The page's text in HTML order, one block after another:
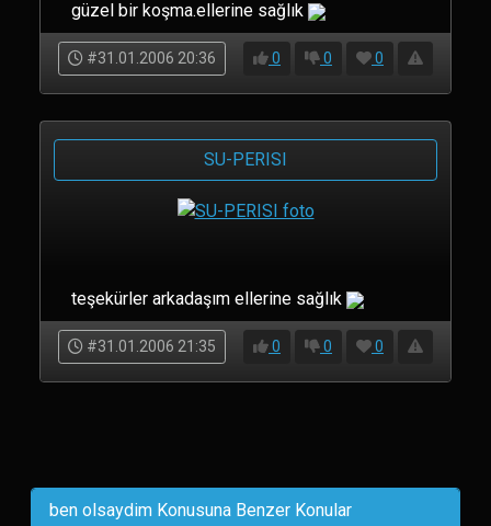
güzel bir koşma.ellerine sağlık
#31.01.2006 20:36 0 0 0
SU-PERISI
teşekürler arkadaşım ellerine sağlık
#31.01.2006 21:35 0 0 0
ben olsaydim Konusuna Benzer Konular